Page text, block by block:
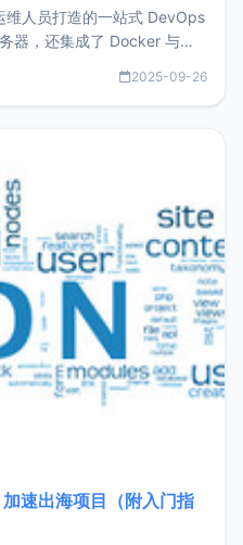
人员打造的一站式 DevOps
器，还集成了 Docker 与常
可同时搞定运维与数据库操
2025-09-26
速出海项目（附入门指